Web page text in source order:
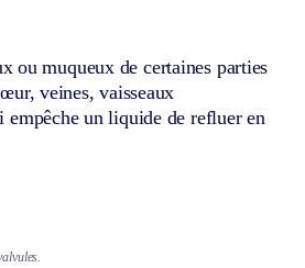
ou muqueux de certaines parties
veines, vaisseaux
empêche un liquide de refluer en